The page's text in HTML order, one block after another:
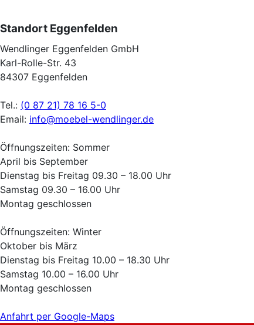
Standort Eggenfelden
Wendlinger Eggenfelden GmbH
Karl-Rolle-Str. 43
84307 Eggenfelden
Tel.: (0 87 21) 78 16 5-0
Email: info@moebel-wendlinger.de
Öffnungszeiten: Sommer
April bis September
Dienstag bis Freitag 09.30 – 18.00 Uhr
Samstag 09.30 – 16.00 Uhr
Montag geschlossen
Öffnungszeiten: Winter
Oktober bis März
Dienstag bis Freitag 10.00 – 18.30 Uhr
Samstag 10.00 – 16.00 Uhr
Montag geschlossen
Anfahrt per Google-Maps